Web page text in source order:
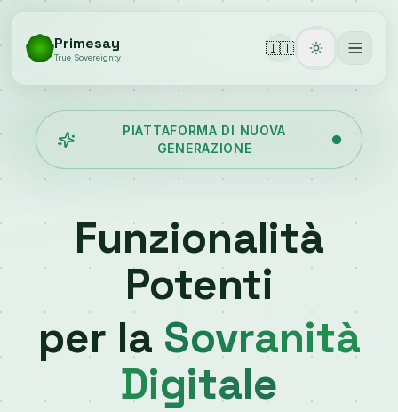
Primesay
True Sovereignty 🇮🇹 Toggle
PIATTAFORMA DI NUOVA
GENERAZIONE
Funzionalità
Potenti
per la Sovranità
Digitale